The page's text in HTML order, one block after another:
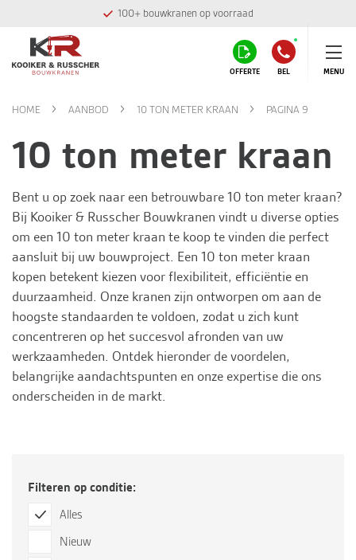
100+ bouwkranen op voorraad
OFFERTE BEL MENU
HOME AANBOD 10 TON METER KRAAN PAGINA 9
10 ton meter kraan
Bent u op zoek naar een betrouwbare 10 ton meter kraan?
Bij Kooiker & Russcher Bouwkranen vindt u diverse opties
om een 10 ton meter kraan te koop te vinden die perfect
aansluit bij uw bouwproject. Een 10 ton meter kraan
kopen betekent kiezen voor flexibiliteit, efficiëntie en
duurzaamheid. Onze kranen zijn ontworpen om aan de
hoogste standaarden te voldoen, zodat u zich kunt
concentreren op het succesvol afronden van uw
werkzaamheden. Ontdek hieronder de voordelen,
belangrijke aandachtspunten en onze expertise die ons
onderscheiden in de markt.
Filteren op conditie:
Alles
Nieuw